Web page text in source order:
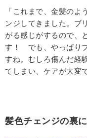
「これまで、金髪の
ンジしてきました。ブ
がる感じがするので、
す！ でも、やっぱり
すね。むしろ傷んだ経
てしまい、ケアが大変
髪色チェンジの裏